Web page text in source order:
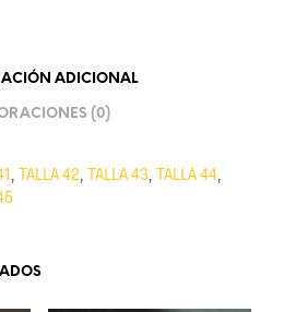
ADICIONAL
(0)
TALLA 42 TALLA 43 TALLA 44